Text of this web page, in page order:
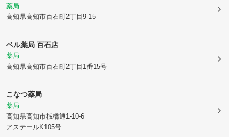
薬局
高知県高知市百石町2丁目9-15
ベル薬局 百石店
薬局
高知県高知市百石町2丁目1番15号
こなつ薬局
薬局
高知県高知市桟橋通1-10-6
アステールK105号